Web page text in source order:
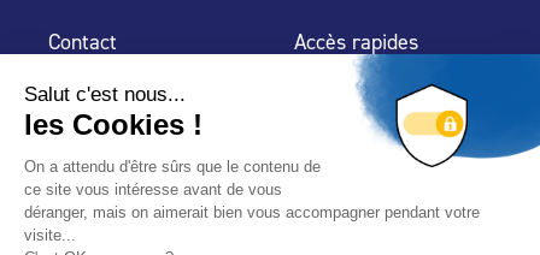
Contact
32 rue de Mogador
75 009 Paris
Accès rapides
Espace Presse
Trouver un
professionnel